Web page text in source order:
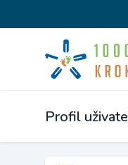
Profil